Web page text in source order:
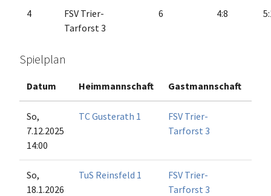
4
FSV Trier-
Tarforst 3
6 4:8
Spielplan
Datum Heimmannschaft Gastmannschaft
So,
7.12.2025
14:00
TC Gusterath 1
FSV Trier-
Tarforst 3
So,
18.1.2026
TuS Reinsfeld 1
FSV Trier-
Tarforst 3